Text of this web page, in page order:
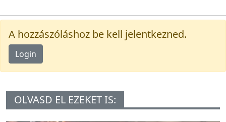
A hozzászóláshoz be kell jelentkezned.
Login
OLVASD EL EZEKET IS: